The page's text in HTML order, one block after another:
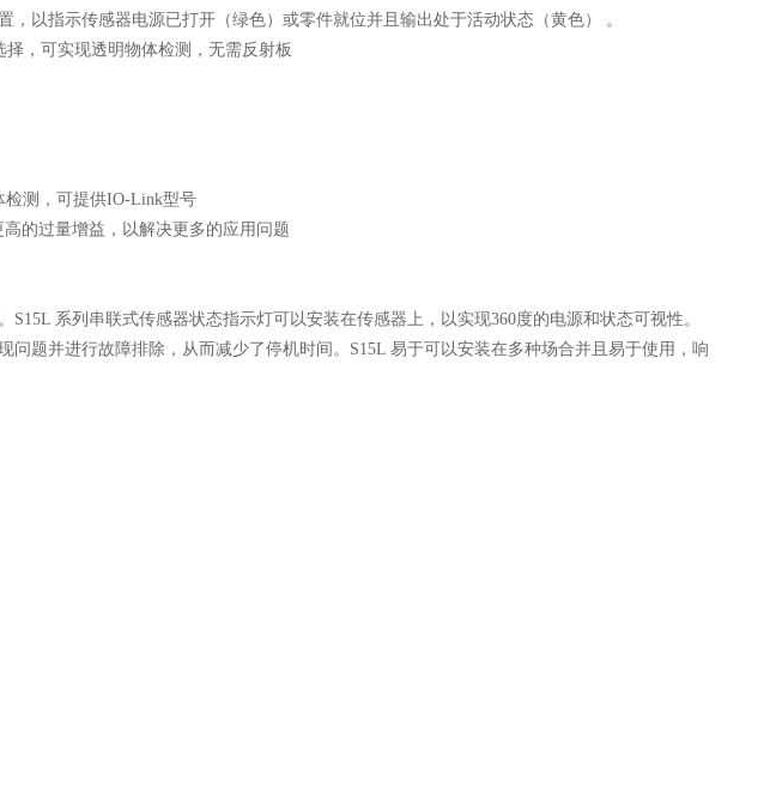
，以指示传感器电源已打开（绿色）或零件就位并且输出处于活动状态（黄色） 。
，可实现透明物体检测，无需反射板
检测，可提供IO-Link型号
的过量增益，以解决更多的应用问题
系列串联式传感器状态指示灯可以安装在传感器上，以实现360度的电源和状态可视性。
问题并进行故障排除，从而减少了停机时间。S15L 易于可以安装在多种场合并且易于使用，响